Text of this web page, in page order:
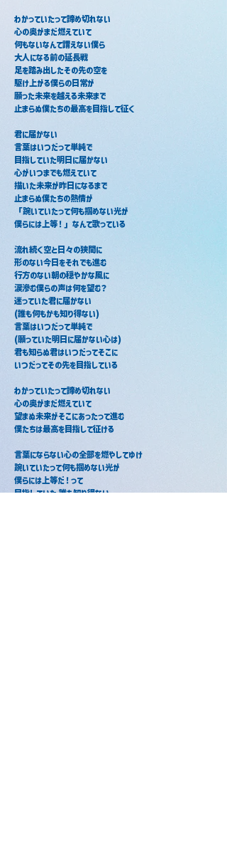
わかっていたって諦め切れない
心の奥がまだ燃えていて
何もないなんて謂えない僕ら
大人になる前の延長戦
足を踏み出したその先の空を
駆け上がる僕らの日常が
願った未来を越える未来まで
止まらぬ僕たちの最高を目指して征く
君に届かない
言葉はいつだって単純で
目指していた明日に届かない
心がいつまでも燃えていて
描いた未来が昨日になるまで
止まらぬ僕たちの熱情が
「踠いていたって何も掴めない光が
僕らには上等！」なんて歌っている
流れ続く空と日々の狭間に
形のない今日をそれでも進む
行方のない朝の穏やかな風に
涙滲む僕らの声は何を望む？
迷っていた君に届かない
(誰も何もかも知り得ない)
言葉はいつだって単純で
(願っていた明日に届かない心は)
君も知らぬ君はいつだってそこに
いつだってその先を目指している
わかっていたって諦め切れない
心の奥がまだ燃えていて
望まぬ未来がそこにあったって進む
僕たちは最高を目指して征ける
言葉にならない心の全部を燃やしてゆけ
踠いていたって何も掴めない光が
僕らには上等だ！って
目指していた 誰も知り得ない